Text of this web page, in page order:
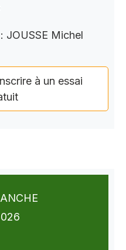
: JOUSSE Michel
à un essai